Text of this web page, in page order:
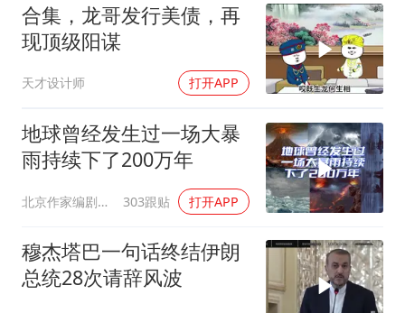
合集，龙哥发行美债，再
现顶级阳谋
天才设计师 打开APP
地球曾经发生过一场大暴
雨持续下了200万年
北京作家编剧肥猪满圈 303跟贴 打开APP
穆杰塔巴一句话终结伊朗
总统28次请辞风波